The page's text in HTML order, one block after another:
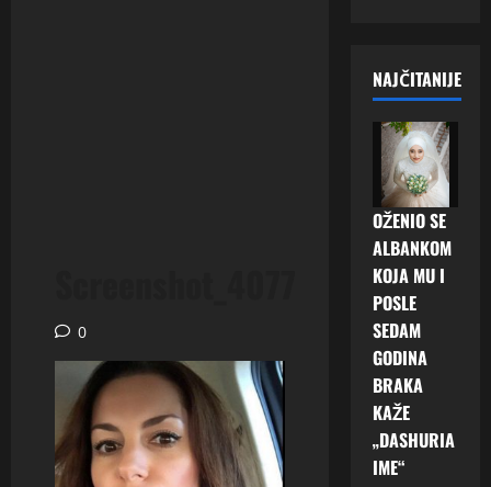
0
NAJČITANIJE
OŽENIO SE
ALBANKOM
KOJA MU I
POSLE
SEDAM
GODINA
BRAKA
KAŽE
„DASHURIA
IME“